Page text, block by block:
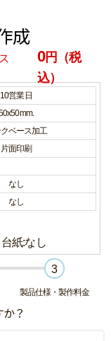
成
0円（税
込）
10営業日
クベース加工
片面印刷
なし
なし
台紙:なし
3
製品仕様・製作料金
？